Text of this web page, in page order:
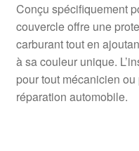
Conçu spécifiquement
couvercle offre une
carburant tout en
à sa couleur unique.
pour tout mécanicien
réparation automobile.